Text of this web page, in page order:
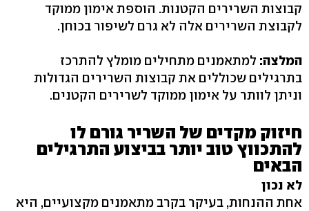
קבוצות השרירים הקטנות. הוספת אימון ממוקד
לקבוצת השרירים אלה לא גרם לשיפור בכוחן.
המלצה: למתאמנים מתחילים מומלץ להתרכז
בתרגילים שכוללים את קבוצות השרירים הגדולות
וניתן לוותר על אימון ממוקד לשרירים הקטנים.
חיזוק מקדים של השריר גורם לו
להתכווץ טוב יותר בביצוע התרגילים
הבאים
לא נכון
אחת ההנחות, בעיקר בקרב מתאמנים מקצועיים, היא